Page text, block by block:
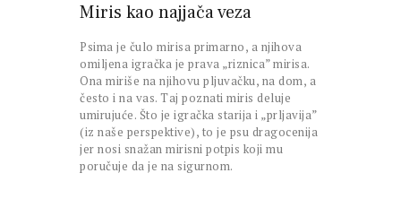
Miris kao najjača veza
Psima je čulo mirisa primarno, a njihova
omiljena igračka je prava „riznica” mirisa.
Ona miriše na njihovu pljuvačku, na dom, a
često i na vas. Taj poznati miris deluje
umirujuće. Što je igračka starija i „prljavija”
(iz naše perspektive), to je psu dragocenija
jer nosi snažan mirisni potpis koji mu
poručuje da je na sigurnom.